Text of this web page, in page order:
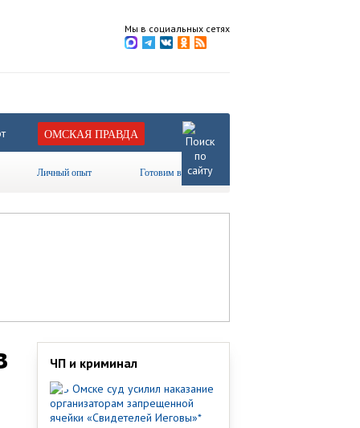
Мы в социальных сетях
ОМСКАЯ ПРАВДА
Личный опыт Готовим вместе
ЧП и криминал